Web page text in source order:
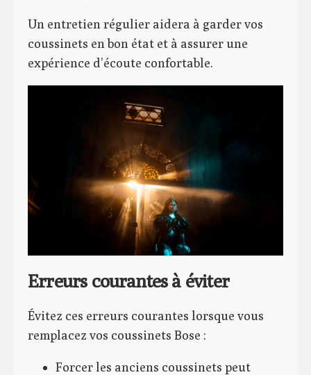
Un entretien régulier aidera à garder vos
coussinets en bon état et à assurer une
expérience d’écoute confortable.
Erreurs courantes à éviter
Évitez ces erreurs courantes lorsque vous
remplacez vos coussinets Bose :
Forcer les anciens coussinets peut